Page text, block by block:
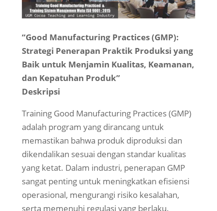
“Good Manufacturing Practices (GMP):
Strategi Penerapan Praktik Produksi yang
Baik untuk Menjamin Kualitas, Keamanan,
dan Kepatuhan Produk”
Deskripsi
Training Good Manufacturing Practices (GMP)
adalah program yang dirancang untuk
memastikan bahwa produk diproduksi dan
dikendalikan sesuai dengan standar kualitas
yang ketat. Dalam industri, penerapan GMP
sangat penting untuk meningkatkan efisiensi
operasional, mengurangi risiko kesalahan,
serta memenuhi regulasi yang berlaku.